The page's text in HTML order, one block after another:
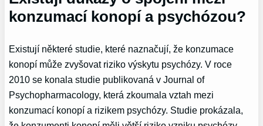
konzumací konopí a psychózou?
Existují některé studie, které naznačují, že konzumace
konopí může zvyšovat riziko výskytu psychózy. V roce
2010 se konala studie publikovaná v Journal of
Psychopharmacology, která zkoumala vztah mezi
konzumací konopí a rizikem psychózy. Studie prokázala,